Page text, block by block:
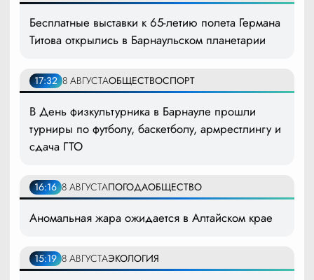
Бесплатные выставки к 65-летию полета Германа
Титова открылись в Барнаульском планетарии
17:32 8 АВГУСТАОБЩЕСТВОСПОРТ
В День физкультурника в Барнауле прошли
турниры по футболу, баскетболу, армрестлингу и
сдача ГТО
16:16 8 АВГУСТАПОГОДАОБЩЕСТВО
Аномальная жара ожидается в Алтайском крае
15:19 8 АВГУСТАЭКОЛОГИЯ